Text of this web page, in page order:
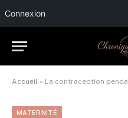
Connexion
Accueil » La contraception pendant
MATERNITÉ